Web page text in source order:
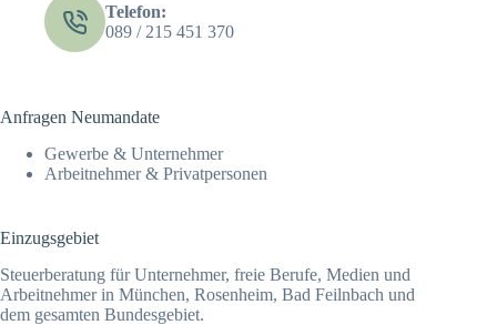
Telefon:
089 / 215 451 370
Anfragen Neumandate
Gewerbe & Unternehmer
Arbeitnehmer & Privatpersonen
Einzugsgebiet
Steuerberatung für Unternehmer, freie Berufe, Medien und
Arbeitnehmer in München, Rosenheim, Bad Feilnbach und
dem gesamten Bundesgebiet.